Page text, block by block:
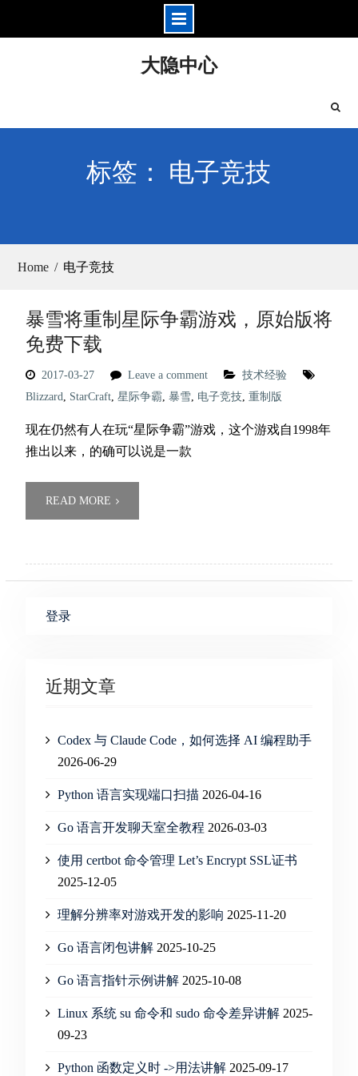
大隐中心
标签： 电子竞技
Home 电子竞技
暴雪将重制星际争霸游戏，原始版将
免费下载
2017-03-27 Leave a comment
技术经验
Blizzard, StarCraft, 星际争霸, 暴雪, 电子竞技, 重制版
现在仍然有人在玩“星际争霸”游戏，这个游戏自1998年
推出以来，的确可以说是一款
READ MORE
登录
近期文章
Codex 与 Claude Code，如何选择 AI 编程助手
2026-06-29
Python 语言实现端口扫描 2026-04-16
Go 语言开发聊天室全教程 2026-03-03
使用 certbot 命令管理 Let’s Encrypt SSL证书
2025-12-05
理解分辨率对游戏开发的影响 2025-11-20
Go 语言闭包讲解 2025-10-25
Go 语言指针示例讲解 2025-10-08
Linux 系统 su 命令和 sudo 命令差异讲解 2025-
09-23
Python 函数定义时 ->用法讲解 2025-09-17